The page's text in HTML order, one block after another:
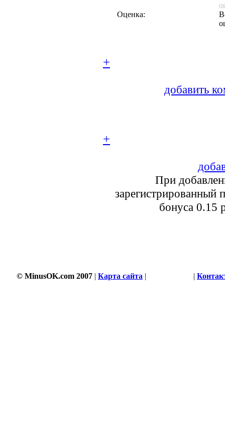
Оценка:
+
добавить
+
При
зарегистрированный
бонуса 0.15
© MinusOK.com 2007 | Карта сайта | |